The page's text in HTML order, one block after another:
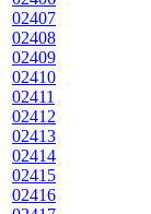
02407
02408
02409
02410
02411
02412
02413
02414
02415
02416